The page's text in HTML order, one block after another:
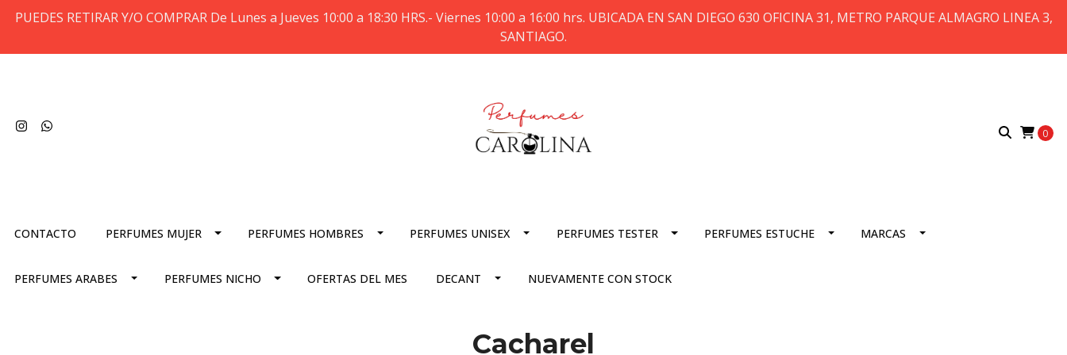
PUEDES RETIRAR Y/O COMPRAR De Lunes a Jueves 10:00 a 18:30 HRS.- Viernes 10:00 a 16:00 hrs. UBICADA EN SAN DIEGO 630 OFICINA 31, METRO PARQUE ALMAGRO LINEA 3,
SANTIAGO.
0
CONTACTO PERFUMES MUJER PERFUMES HOMBRES PERFUMES UNISEX PERFUMES TESTER PERFUMES ESTUCHE MARCAS
PERFUMES ARABES PERFUMES NICHO OFERTAS DEL MES DECANT NUEVAMENTE CON STOCK
Cacharel